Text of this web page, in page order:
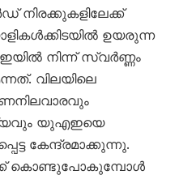
നിരക്കുകളിലേക്ക്
ഉയരുന്ന
നിന്ന് സ്വർണ്ണം
വിലയിലെ
യുഎഇയെ
കേന്ദ്രമാക്കുന്നു.
കൊണ്ടുപോകുമ്പോൾ